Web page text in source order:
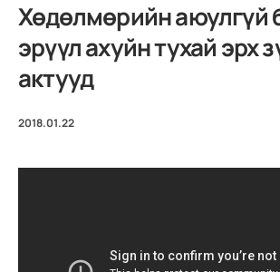
Хөдөлмөрийн аюулгүй
эрүүл ахуйн тухай эрх
актууд
2018.01.22